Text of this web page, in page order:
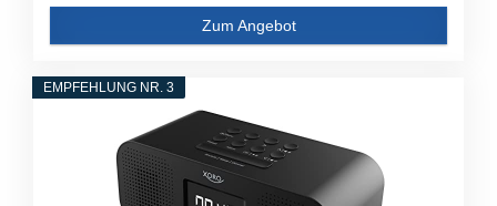
Zum Angebot
EMPFEHLUNG NR. 3